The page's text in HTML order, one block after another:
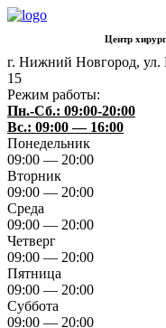
Центр
г. Нижний Новгород, ул.
15
Режим работы:
Пн.-Сб.: 09:00-20:00
Вс.: 09:00 — 16:00
Понедельник
09:00 — 20:00
Вторник
09:00 — 20:00
Среда
09:00 — 20:00
Четверг
09:00 — 20:00
Пятница
09:00 — 20:00
Суббота
09:00 — 20:00